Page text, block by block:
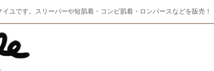
ユです。スリーパーや短肌着・コンビ肌着・ロンパースなどを販売！